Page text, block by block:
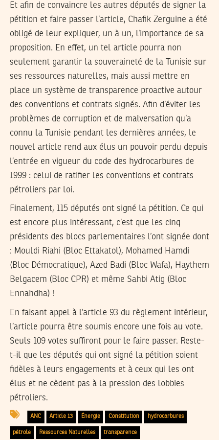
Et afin de convaincre les autres députés de signer la
pétition et faire passer l’article, Chafik Zerguine a été
obligé de leur expliquer, un à un, l’importance de sa
proposition. En effet, un tel article pourra non
seulement garantir la souveraineté de la Tunisie sur
ses ressources naturelles, mais aussi mettre en
place un système de transparence proactive autour
des conventions et contrats signés. Afin d’éviter les
problèmes de corruption et de malversation qu’a
connu la Tunisie pendant les dernières années, le
nouvel article rend aux élus un pouvoir perdu depuis
l’entrée en vigueur du code des hydrocarbures de
1999 : celui de ratifier les conventions et contrats
pétroliers par loi.
Finalement, 115 députés ont signé la pétition. Ce qui
est encore plus intéressant, c’est que les cinq
présidents des blocs parlementaires l’ont signée dont
: Mouldi Riahi (Bloc Ettakatol), Mohamed Hamdi
(Bloc Démocratique), Azed Badi (Bloc Wafa), Haythem
Belgacem (Bloc CPR) et même Sahbi Atig (Bloc
Ennahdha) !
En faisant appel à l’article 93 du règlement intérieur,
l’article pourra être soumis encore une fois au vote.
Seuls 109 votes suffiront pour le faire passer. Reste-
t-il que les députés qui ont signé la pétition soient
fidèles à leurs engagements et à ceux qui les ont
élus et ne cèdent pas à la pression des lobbies
pétroliers.
ANC Article 13 Énergie Constitution hydrocarbures
pétrole Ressources Naturelles transparence